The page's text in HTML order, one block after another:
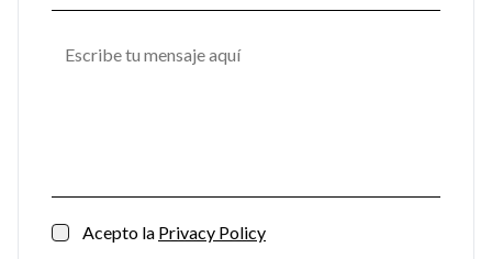
Acepto la Privacy Policy